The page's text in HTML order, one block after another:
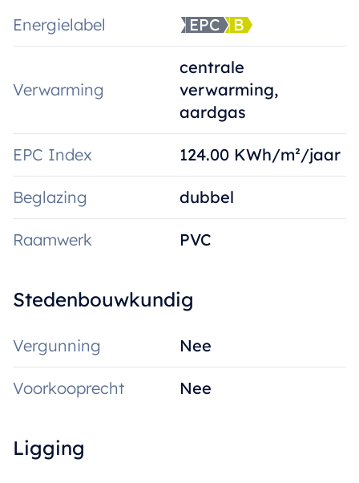
Energielabel EPC B
Verwarming
centrale
verwarming,
aardgas
EPC Index 124.00 KWh/m²/jaar
Beglazing dubbel
Raamwerk PVC
Stedenbouwkundig
Vergunning Nee
Voorkooprecht Nee
Ligging